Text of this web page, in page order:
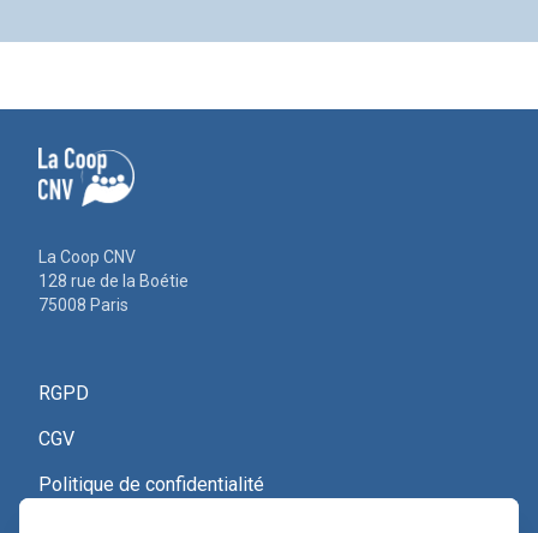
La Coop CNV
128 rue de la Boétie
75008 Paris
RGPD
CGV
Politique de confidentialité